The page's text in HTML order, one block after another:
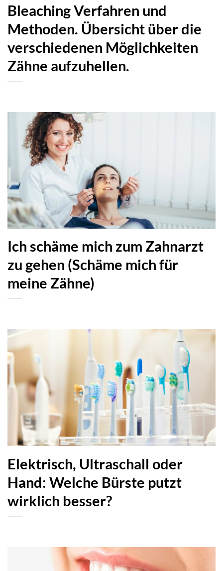
Bleaching Verfahren und
Methoden. Übersicht über die
verschiedenen Möglichkeiten
Zähne aufzuhellen.
Ich schäme mich zum Zahnarzt
zu gehen (Schäme mich für
meine Zähne)
Elektrisch, Ultraschall oder
Hand: Welche Bürste putzt
wirklich besser?